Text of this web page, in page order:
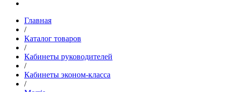
Главная
/
Каталог товаров
/
Кабинеты руководителей
/
Кабинеты эконом-класса
/